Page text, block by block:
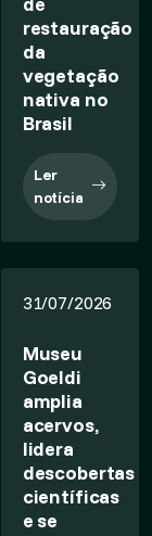
restauração
da
vegetação
nativa no
Brasil
Ler
notícia
31/07/2026
Museu
Goeldi
amplia
acervos,
lidera
descobertas
científicas
e se